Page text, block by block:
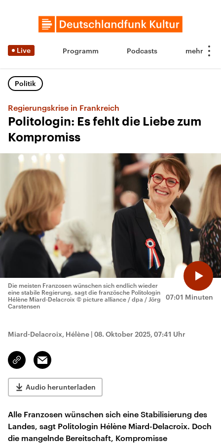
Live Programm Podcasts
Politik
Regierungskrise in Frankreich
Politologin: Es fehlt die Liebe zum
Kompromiss
07:01 Minuten
Die meisten Franzosen wünschen sich endlich wieder
eine stabile Regierung, sagt die französche Politologin
Hélène Miard-Delacroix © picture alliance / dpa / Jörg
Carstensen
Miard-Delacroix, Hélène | 08. Oktober 2025, 07:41 Uhr
Link
kopieren/teilen
Email
Audio herunterladen
Alle Franzosen wünschen sich eine Stabilisierung des
Landes, sagt Politologin Hélène Miard-Delacroix. Doch
die mangelnde Bereitschaft, Kompromisse